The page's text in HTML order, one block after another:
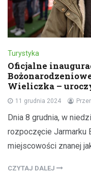
Turystyka
Oficjalne
Wieliczka –
11 grudnia 2024
Dnia 8 grudnia, w
rozpoczęcie Jarmarku
miejscowości znanej
CZYTAJ DALEJ